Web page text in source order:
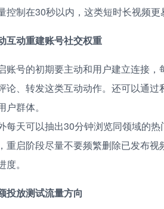
控制在30秒以内，这类短时长视频更
互动重建账号社交权重
账号的初期要主动和用户建立连接
论、转发这类互动动作。还可以通
户群体。
每天可以抽出30分钟浏览同领域的
重启阶段尽量不要频繁删除已发布
。
投放测试流量方向